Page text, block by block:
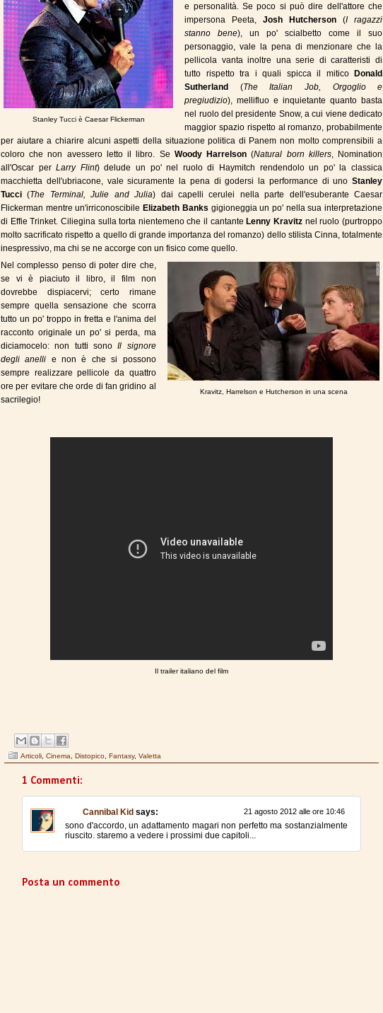
Stanley Tucci è Caesar Flickerman
e personalità. Se poco si può dire dell'attore che
impersona Peeta,Josh Hutcherson(I ragazzi
stanno bene), un po' scialbetto come il suo
personaggio, vale la pena di menzionare che la
pellicola vanta inoltre una serie di caratteristi di
tutto rispetto tra i quali spicca il mitico
Donald
Sutherland (The Italian Job, Orgoglio e
pregiudizio), mellifluo e inquietante quanto basta
nel ruolo del presidente Snow, a cui viene dedicato
maggior spazio rispetto al romanzo, probabilmente
per aiutare a chiarire alcuni aspetti della situazione politica di Panem non molto comprensibili a
coloro che non avessero letto il libro. Se Woody Harrelson (Natural born killers, Nomination
all'Oscar perLarry Flint) delude un po' nel ruolo di Haymitch rendendolo un po' la classica
macchietta dell'ubriacone, vale sicuramente la pena di godersi la performance di uno Stanley
Tucci(The Terminal, Julie and Julia) dai capelli cerulei nella parte dell'esuberante Caesar
Flickerman mentre un'irriconoscibile Elizabeth Banks gigioneggia un po' nella sua interpretazione
di Effie Trinket. Ciliegina sulla torta nientemeno che il cantante Lenny Kravitz nel ruolo (purtroppo
molto sacrificato rispetto a quello di grande importanza del romanzo) dello stilista Cinna, totalmente
inespressivo, ma chi se ne accorge con un fisico come quello.
Kravitz, Harrelson e Hutcherson in una scena
Nel complesso penso di poter dire che,
se vi è piaciuto il libro, il film non
dovrebbe dispiacervi; certo rimane
sempre quella sensazione che scorra
tutto un po' troppo in fretta e l'anima del
racconto originale un po' si perda, ma
diciamocelo: non tutti sonoIl signore
degli anelli e non è che si possono
sempre realizzare pellicole da quattro
ore per evitare che orde di fan gridino al
sacrilegio!
Il trailer italiano del film
Articoli, Cinema, Distopico, Fantasy, Valetta
1 Commenti:
21 agosto 2012 alle ore 10:46
Cannibal Kid says:
sono d'accordo, un adattamento magari non perfetto ma sostanzialmente
riuscito. staremo a vedere i prossimi due capitoli...
Posta un commento